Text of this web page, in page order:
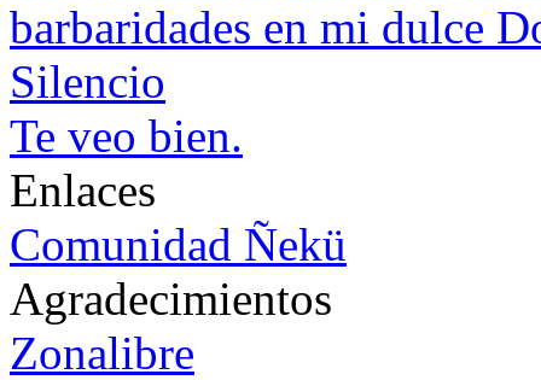
barbaridades en mi dulce
Silencio
Te veo bien.
Enlaces
Comunidad Ñekü
Agradecimientos
Zonalibre